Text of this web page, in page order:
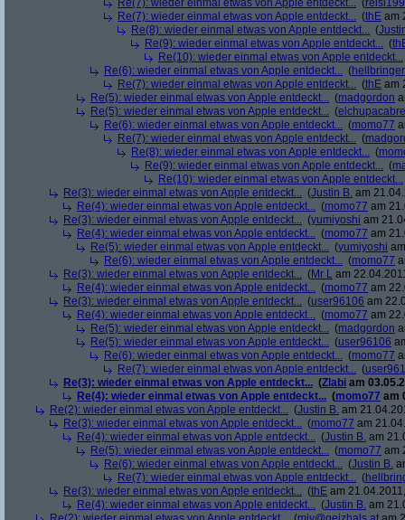
Re(7): wieder einmal etwas von Apple entdeckt... (
Re(7): wieder einmal etwas von Apple entdeckt... (thE am
Re(8): wieder einmal etwas von Apple entdeckt... (
Re(9): wieder einmal etwas von Apple entdeckt... (
Re(10): wieder einmal etwas von Apple entdeckt...
Re(6): wieder einmal etwas von Apple entdeckt... (hellbringer
Re(7): wieder einmal etwas von Apple entdeckt... (thE am
Re(5): wieder einmal etwas von Apple entdeckt... (madgordon
Re(5): wieder einmal etwas von Apple entdeckt... (elchupacabre
Re(6): wieder einmal etwas von Apple entdeckt... (momo77
Re(7): wieder einmal etwas von Apple entdeckt... (
Re(8): wieder einmal etwas von Apple entdeckt... (
Re(9): wieder einmal etwas von Apple entdeckt... (
Re(10): wieder einmal etwas von Apple entdeckt...
Re(3): wieder einmal etwas von Apple entdeckt... (Justin B. am
Re(4): wieder einmal etwas von Apple entdeckt... (momo77 am
Re(3): wieder einmal etwas von Apple entdeckt... (yumiyoshi am
Re(4): wieder einmal etwas von Apple entdeckt... (momo77 am
Re(5): wieder einmal etwas von Apple entdeckt... (yumiyoshi
Re(6): wieder einmal etwas von Apple entdeckt... (momo77
Re(3): wieder einmal etwas von Apple entdeckt... (Mr L am
Re(4): wieder einmal etwas von Apple entdeckt... (momo77 am
Re(3): wieder einmal etwas von Apple entdeckt... (user96106 am
Re(4): wieder einmal etwas von Apple entdeckt... (momo77 am
Re(5): wieder einmal etwas von Apple entdeckt... (madgordon
Re(5): wieder einmal etwas von Apple entdeckt... (user96106
Re(6): wieder einmal etwas von Apple entdeckt... (momo77
Re(7): wieder einmal etwas von Apple entdeckt... (
Re(3): wieder einmal etwas von Apple entdeckt... (Zlabi am
Re(4): wieder einmal etwas von Apple entdeckt... (momo77 am
Re(2): wieder einmal etwas von Apple entdeckt... (Justin B. am
Re(3): wieder einmal etwas von Apple entdeckt... (momo77 am
Re(4): wieder einmal etwas von Apple entdeckt... (Justin B. am
Re(5): wieder einmal etwas von Apple entdeckt... (momo77 am
Re(6): wieder einmal etwas von Apple entdeckt... (Justin B.
Re(7): wieder einmal etwas von Apple entdeckt... (
Re(3): wieder einmal etwas von Apple entdeckt... (thE am
Re(4): wieder einmal etwas von Apple entdeckt... (Justin B. am